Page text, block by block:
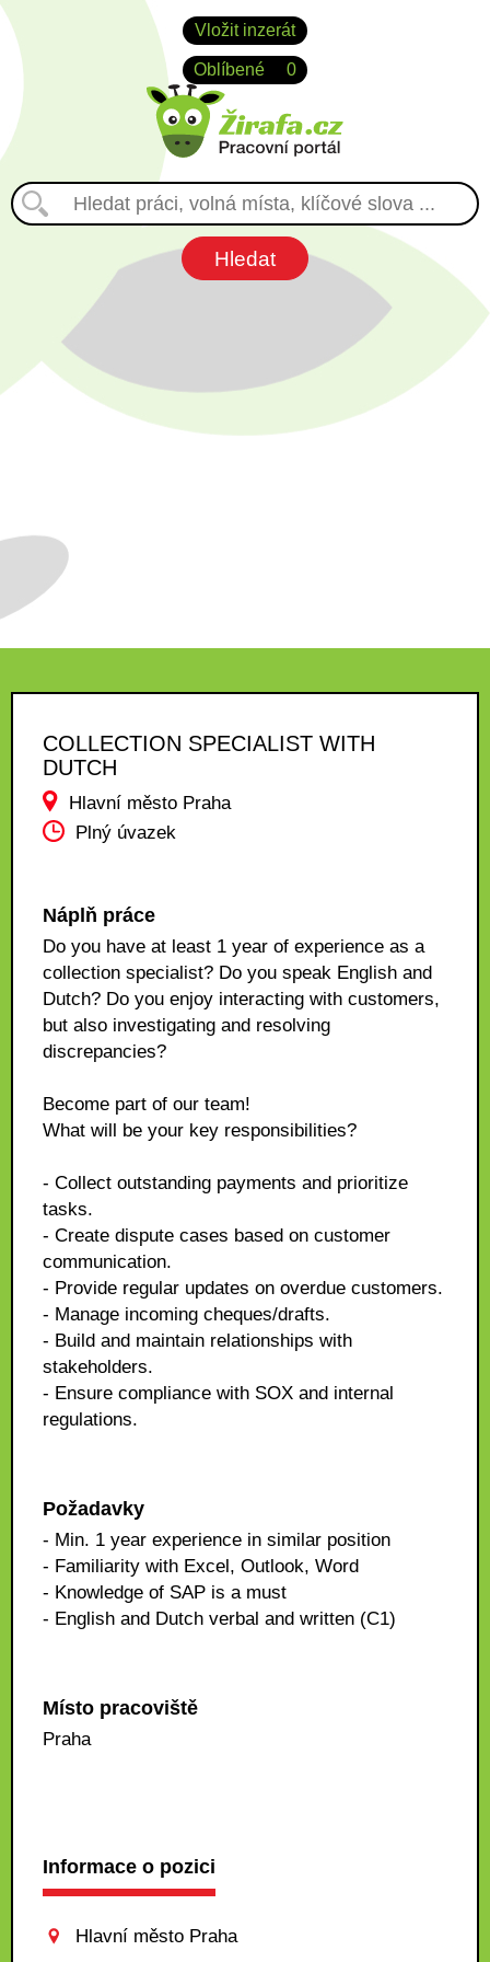
Vložit inzerát
Oblíbené 0
COLLECTION SPECIALIST WITH
DUTCH
Hlavní město Praha
Plný úvazek
Náplň práce
Do you have at least 1 year of experience as a
collection specialist? Do you speak English and
Dutch? Do you enjoy interacting with customers,
but also investigating and resolving
discrepancies?
Become part of our team!
What will be your key responsibilities?
- Collect outstanding payments and prioritize
tasks.
- Create dispute cases based on customer
communication.
- Provide regular updates on overdue customers.
- Manage incoming cheques/drafts.
- Build and maintain relationships with
stakeholders.
- Ensure compliance with SOX and internal
regulations.
Požadavky
- Min. 1 year experience in similar position
- Familiarity with Excel, Outlook, Word
- Knowledge of SAP is a must
- English and Dutch verbal and written (C1)
Místo pracoviště
Praha
Informace o pozici
Hlavní město Praha